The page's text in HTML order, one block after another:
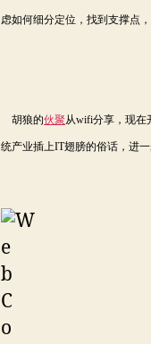
虑如何细分定位，找到支撑点
胡狼的伙聚从wifi分享，现在
统产业插上IT翅膀的俗话，进